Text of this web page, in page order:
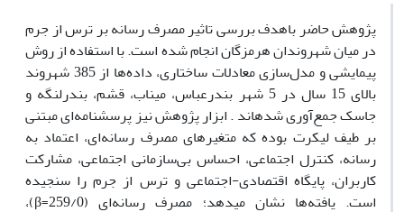
پژوهش حاضر باهدف بررسی تاثیر مصرف رسانه بر ترس از جرم
در میان شهروندان هرمزگان انجام شده است. با استفاده از روش
پیمایشی و مدل‌سازی معادلات ساختاری، داده‌ها از 385 شهروند
بالای 15 سال در 5 شهر بندرعباس، میناب، قشم، بندرلنگه و
جاسک جمع‌آوری شده­اند . ابزار پژوهش نیز پرسشنامه‌ای مبتنی
بر طیف لیکرت بوده که متغیرهای مصرف رسانه‌ای، اعتماد به
رسانه، کنترل اجتماعی، احساس بی‌سازمانی اجتماعی، مشارکت
کاربران، پایگاه اقتصادی-اجتماعی و ترس از جرم را سنجیده
است. یافته‌ها نشان می­دهد؛ مصرف رسانه‌ای (259/0=
β)،